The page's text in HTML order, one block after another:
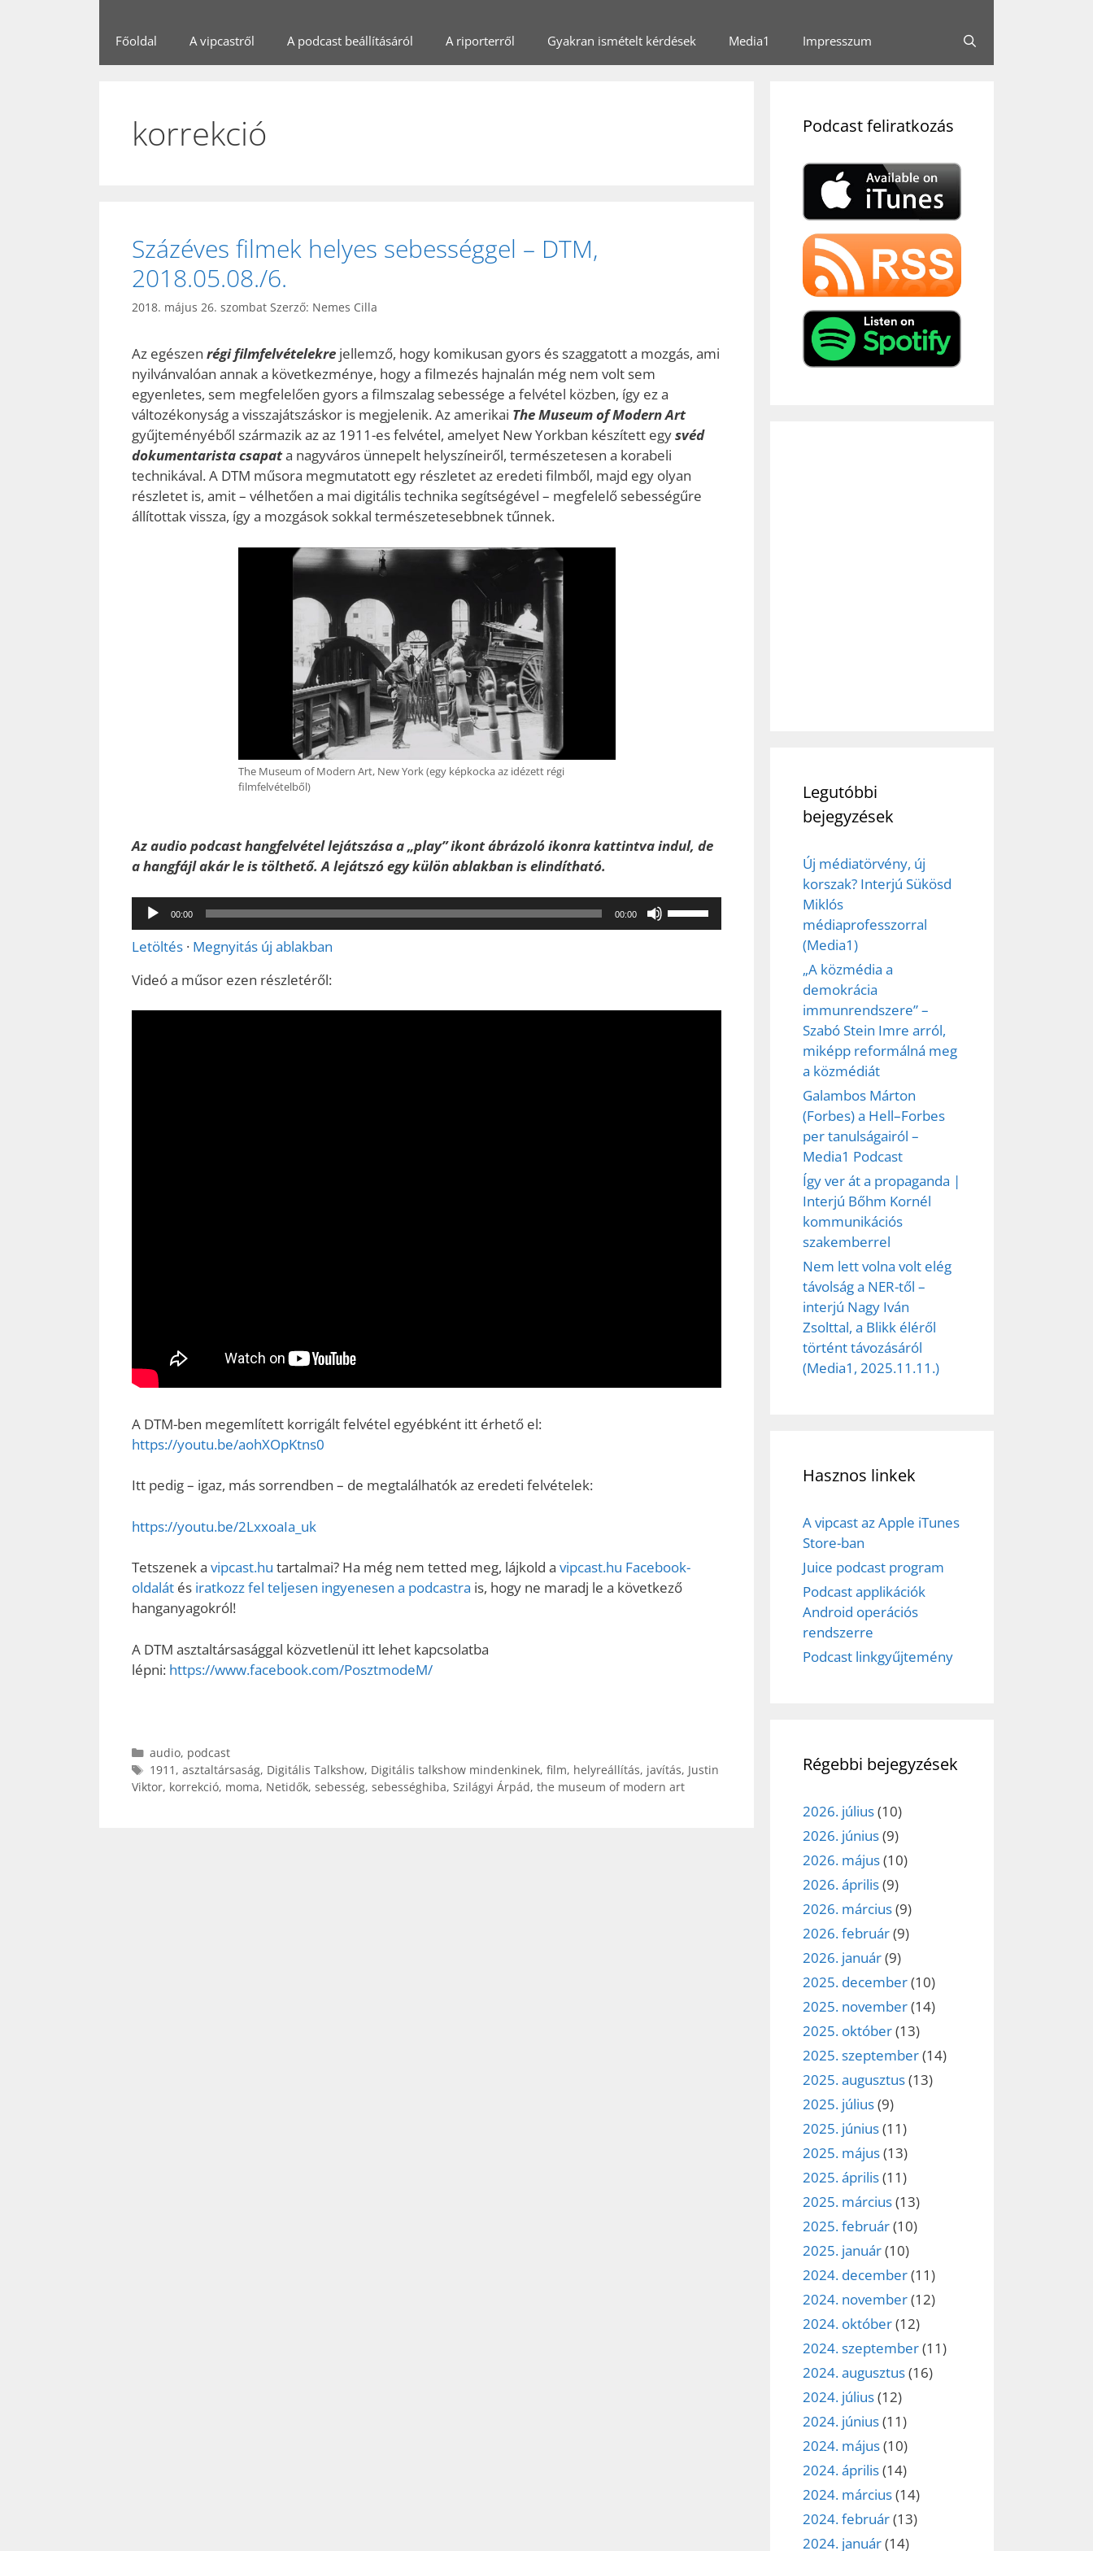
Főoldal A vipcastről A podcast beállításáról A riporterről Gyakran ismételt kérdések Media1 Impresszum
korrekció
Százéves filmek helyes sebességgel – DTM,
2018.05.08./6.
2018. május 26. szombat Szerző: Nemes Cilla
Az egészen régi filmfelvételekre jellemző, hogy komikusan gyors és szaggatott a mozgás, ami
nyilvánvalóan annak a következménye, hogy a filmezés hajnalán még nem volt sem
egyenletes, sem megfelelően gyors a filmszalag sebessége a felvétel közben, így ez a
változékonyság a visszajátszáskor is megjelenik. Az amerikai The Museum of Modern Art
gyűjteményéből származik az az 1911-es felvétel, amelyet New Yorkban készített egysvéd
dokumentaristacsapata nagyváros ünnepelt helyszíneiről, természetesen a korabeli
technikával. A DTM műsora megmutatott egy részletet az eredeti filmből, majd egy olyan
részletet is, amit – vélhetően a mai digitális technika segítségével – megfelelő sebességűre
állítottak vissza, így a mozgások sokkal természetesebbnek tűnnek.
The Museum of Modern Art, New York (egy képkocka az idézett régi
filmfelvételből)
Az audio podcast hangfelvétel lejátszása a „play” ikont ábrázoló ikonra kattintva indul, de
a hangfájl akár le is tölthető. A lejátszó egy külön ablakban is elindítható.
Audió
lejátszó
00:00 00:00
hangerő
a
Letöltés · Megnyitás új ablakban
Videó a műsor ezen részletéről:
A DTM-ben megemlített korrigált felvétel egyébként itt érhető el:
https://youtu.be/aohXOpKtns0
Itt pedig – igaz, más sorrendben – de megtalálhatók az eredeti felvételek:
https://youtu.be/2LxxoaIa_uk
Tetszenek a vipcast.hu tartalmai? Ha még nem tetted meg, lájkold a vipcast.hu Facebook-
oldalát és iratkozz fel teljesen ingyenesen a podcastra is, hogy ne maradj le a következő
hanganyagokról!
A DTM asztaltársasággal közvetlenül itt lehet kapcsolatba
lépni: https://www.facebook.com/PosztmodeM/
Kategória
audio, podcast
Címkék
1911 , asztaltársaság, Digitális Talkshow, Digitális talkshow mindenkinek, film, helyreállítás, javítás, Justin
Viktor, korrekció, moma, Netidők, sebesség, sebességhiba, Szilágyi Árpád, the museum of modern art
Podcast feliratkozás
Legutóbbi
bejegyzések
Új médiatörvény, új
korszak? Interjú Sükösd
Miklós
médiaprofesszorral
(Media1)
„A közmédia a
demokrácia
immunrendszere” –
Szabó Stein Imre arról,
miképp reformálná meg
a közmédiát
Galambos Márton
(Forbes) a Hell–Forbes
per tanulságairól –
Media1 Podcast
Így ver át a propaganda |
Interjú Bőhm Kornél
kommunikációs
szakemberrel
Nem lett volna volt elég
távolság a NER-től –
interjú Nagy Iván
Zsolttal, a Blikk éléről
történt távozásáról
(Media1, 2025.11.11.)
Hasznos linkek
A vipcast az Apple iTunes
Store-ban
Juice podcast program
Podcast applikációk
Android operációs
rendszerre
Podcast linkgyűjtemény
Régebbi bejegyzések
2026. július(10)
2026. június(9)
2026. május(10)
2026. április(9)
2026. március(9)
2026. február(9)
2026. január(9)
2025. december(10)
2025. november(14)
2025. október(13)
2025. szeptember(14)
2025. augusztus(13)
2025. július(9)
2025. június(11)
2025. május(13)
2025. április(11)
2025. március(13)
2025. február(10)
2025. január(10)
2024. december(11)
2024. november(12)
2024. október(12)
2024. szeptember(11)
2024. augusztus(16)
2024. július(12)
2024. június(11)
2024. május(10)
2024. április(14)
2024. március(14)
2024. február(13)
2024. január(14)